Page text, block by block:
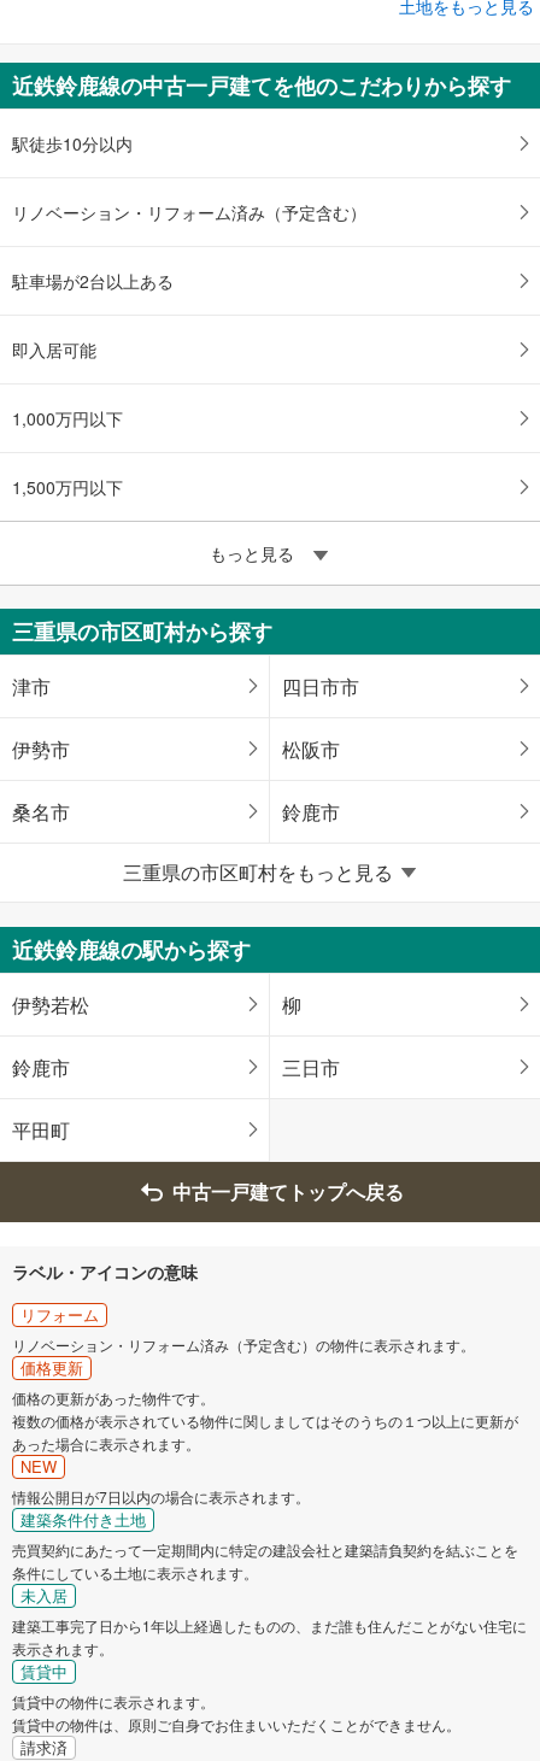
鈴鹿市末広南1丁目
1,000万円
土地をもっと見る
近鉄鈴鹿線の中古一戸建てを他のこだわりから探す
駅徒歩10分以内
リノベーション・リフォーム済み（予定含む）
駐車場が2台以上ある
即入居可能
1,000万円以下
1,500万円以下
もっと見る
三重県の市区町村から探す
津市 四日市市
伊勢市 松阪市
桑名市 鈴鹿市
亀山市
いなべ市
伊賀市 三重郡菰野町
三重郡朝日町 三重郡川越町
度会郡玉城町
度会郡南伊勢町 北牟婁郡紀北町
三重県の市区町村をもっと見る
近鉄鈴鹿線の駅から探す
伊勢若松 柳
鈴鹿市 三日市
平田町
中古一戸建てトップへ戻る
ラベル・アイコンの意味
リフォーム
リノベーション・リフォーム済み（予定含む）の物件に表示されます。
価格更新
価格の更新があった物件です。
複数の価格が表示されている物件に関しましてはそのうちの１つ以上に更新が
あった場合に表示されます。
NEW
情報公開日が7日以内の場合に表示されます。
建築条件付き土地
売買契約にあたって一定期間内に特定の建設会社と建築請負契約を結ぶことを
条件にしている土地に表示されます。
未入居
建築工事完了日から1年以上経過したものの、まだ誰も住んだことがない住宅に
表示されます。
賃貸中
賃貸中の物件に表示されます。
賃貸中の物件は、原則ご自身でお住まいいただくことができません。
請求済